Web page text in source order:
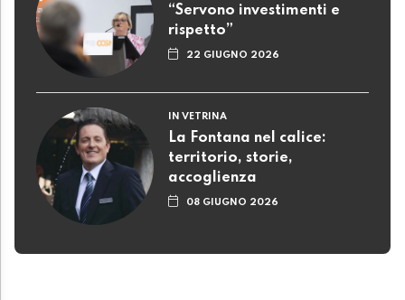
“Servono investimenti e
rispetto”
22 GIUGNO 2026
IN VETRINA
La Fontana nel calice:
territorio, storie,
accoglienza
08 GIUGNO 2026